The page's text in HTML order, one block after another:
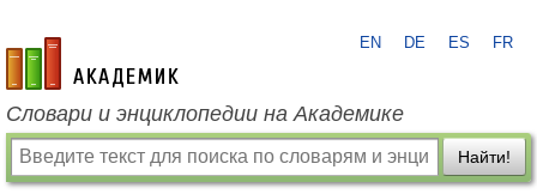
academic.ru
EN DE ES FR
Словари и энциклопедии на Академике
Найти!